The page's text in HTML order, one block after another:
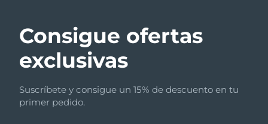
Consigue ofertas
exclusivas
Suscríbete y consigue un 15% de descuento en tu
primer pedido.